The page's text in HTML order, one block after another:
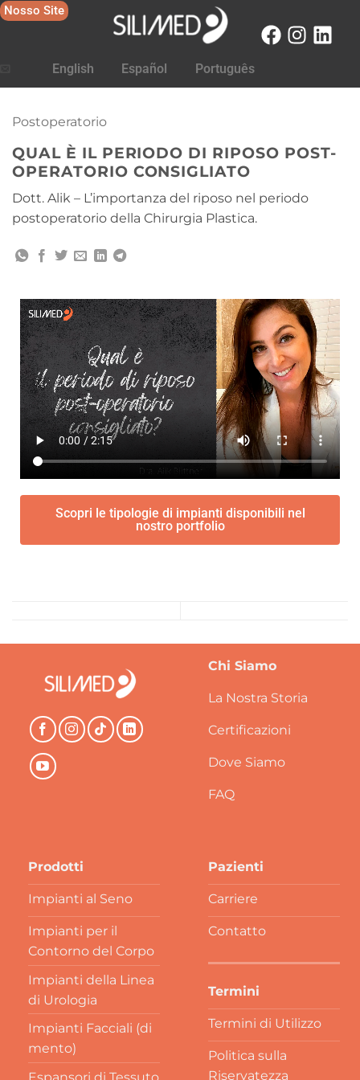
Nosso Site
English Español Português
Postoperatorio
QUAL È IL PERIODO DI RIPOSO POST-
OPERATORIO CONSIGLIATO
Dott. Alik – L’importanza del riposo nel periodo
postoperatorio della Chirurgia Plastica.
Scopri le tipologie di impianti disponibili nel
nostro portfolio
Chi Siamo
La Nostra Storia
Certificazioni
Dove Siamo
FAQ
Prodotti
Impianti al Seno
Impianti per il
Contorno del Corpo
Impianti della Linea
di Urologia
Impianti Facciali (di
mento)
Pazienti
Carriere
Contatto
Termini
Termini di Utilizzo
Politica sulla
Riservatezza